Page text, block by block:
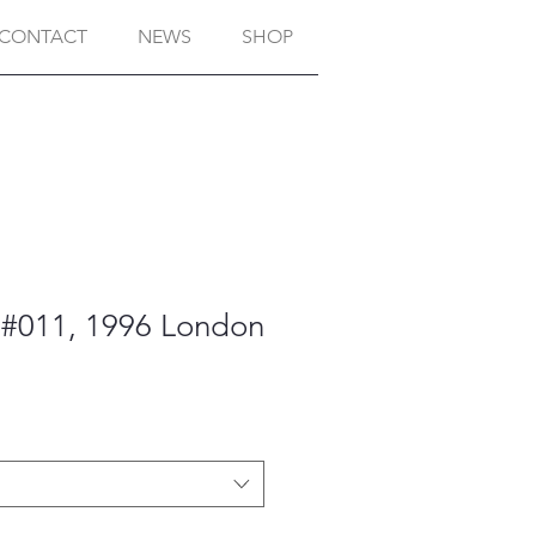
CONTACT NEWS SHOP
1996 London